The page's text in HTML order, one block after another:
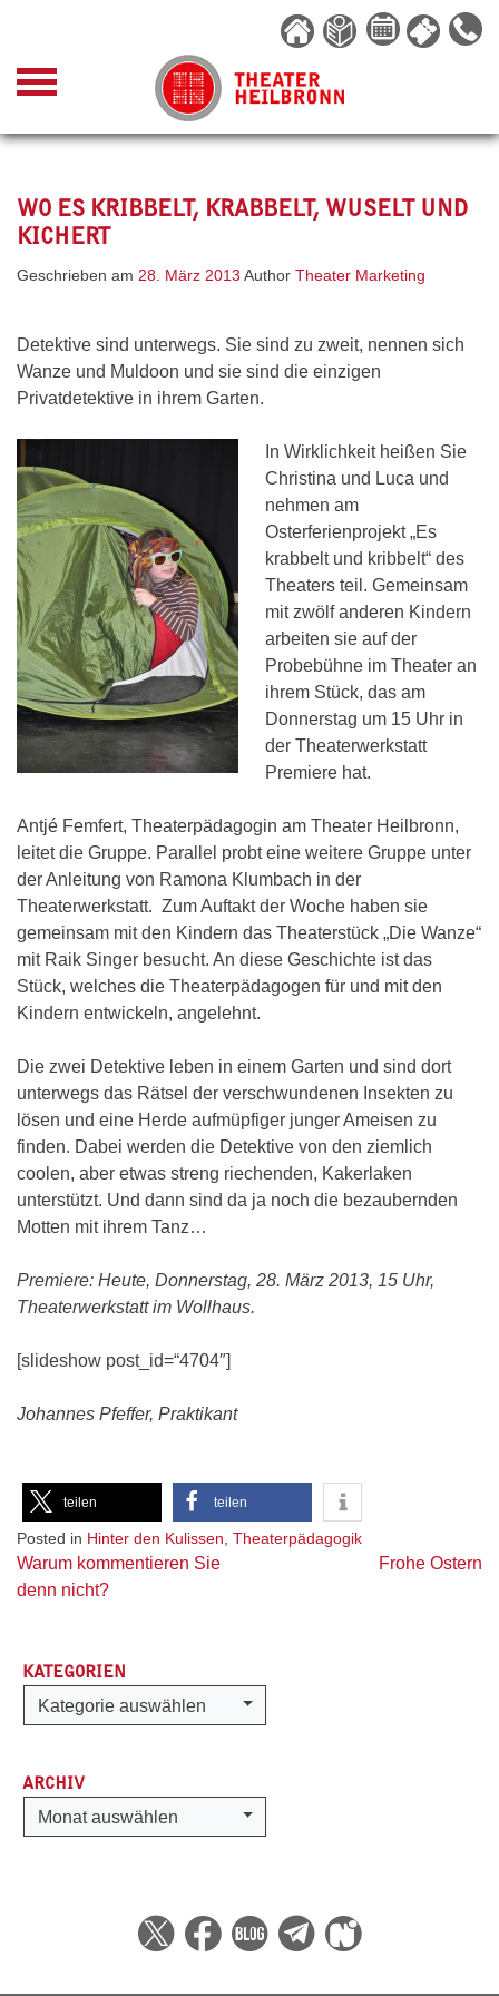
content
WO ES KRIBBELT, KRABBELT, WUSELT UND
KICHERT
Geschrieben am 28. März 2013 Author Theater Marketing
Detektive sind unterwegs. Sie sind zu zweit, nennen sich
Wanze und Muldoon und sie sind die einzigen
Privatdetektive in ihrem Garten.
In Wirklichkeit heißen Sie
Christina und Luca und
nehmen am
Osterferienprojekt „Es
krabbelt und kribbelt“ des
Theaters teil. Gemeinsam
mit zwölf anderen Kindern
arbeiten sie auf der
Probebühne im Theater an
ihrem Stück, das am
Donnerstag um 15 Uhr in
der Theaterwerkstatt
Premiere hat.
Antjé Femfert, Theaterpädagogin am Theater Heilbronn,
leitet die Gruppe. Parallel probt eine weitere Gruppe unter
der Anleitung von Ramona Klumbach in der
Theaterwerkstatt. Zum Auftakt der Woche haben sie
gemeinsam mit den Kindern das Theaterstück „Die Wanze“
mit Raik Singer besucht. An diese Geschichte ist das
Stück, welches die Theaterpädagogen für und mit den
Kindern entwickeln, angelehnt.
Die zwei Detektive leben in einem Garten und sind dort
unterwegs das Rätsel der verschwundenen Insekten zu
lösen und eine Herde aufmüpfiger junger Ameisen zu
finden. Dabei werden die Detektive von den ziemlich
coolen, aber etwas streng riechenden, Kakerlaken
unterstützt. Und dann sind da ja noch die bezaubernden
Motten mit ihrem Tanz…
Premiere: Heute, Donnerstag, 28. März 2013, 15 Uhr,
Theaterwerkstatt im Wollhaus.
[slideshow post_id=“4704″]
Johannes Pfeffer, Praktikant
teilen teilen
Posted in Hinter den Kulissen Theaterpädagogik
Beitragsnavigation
Warum kommentieren Sie
denn nicht?
Frohe Ostern
KATEGORIEN
Kategorien
Kategorie auswählen
ARCHIV
Archiv
Monat auswählen